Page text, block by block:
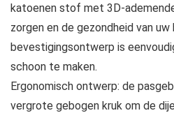
katoenen stof met 3D-
zorgen en de gezondheid van uw
bevestigingsontwerp is
schoon te maken.
Ergonomisch ontwerp: de
vergrote gebogen kruk om de